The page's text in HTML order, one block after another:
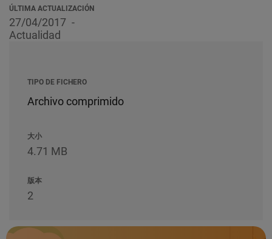
ÚLTIMA ACTUALIZACIÓN
27/04/2017
Actualidad
TIPO DE FICHERO
Archivo comprimido
大小
4.71 MB
版本
2